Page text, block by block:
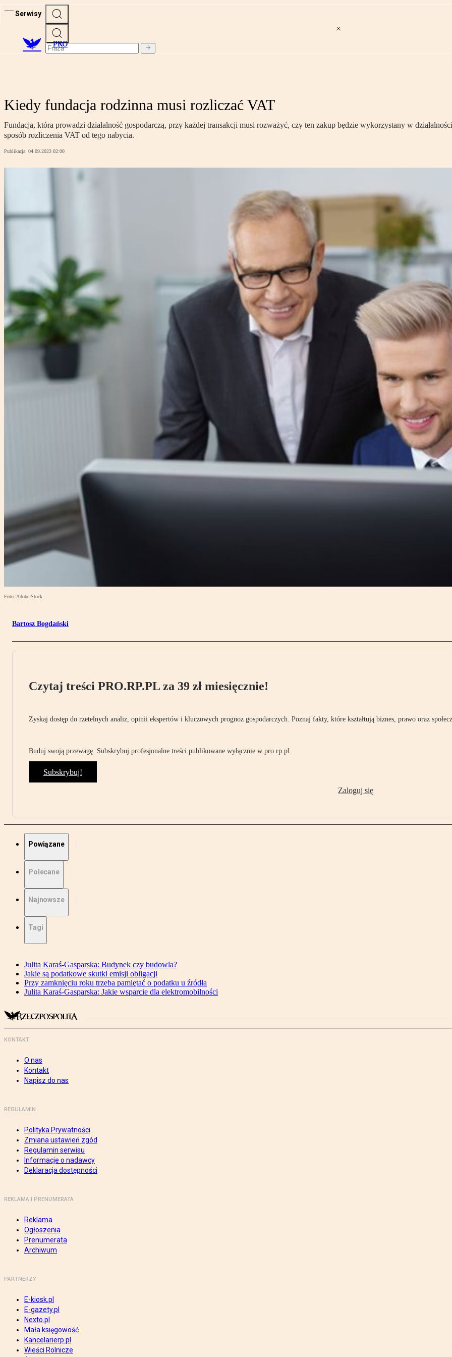
Serwisy
PRO
Kiedy fundacja rodzinna musi rozliczać VAT
Fundacja, która prowadzi działalność gospodarczą, przy każdej transakcji musi rozważyć, czy ten zakup będzie wykorzystany w
sposób rozliczenia VAT od tego nabycia.
Publikacja: 04.09.2023 02:00
Foto: Adobe Stock
Bartosz Bogdański
Czytaj treści PRO.RP.PL za 39 zł miesięcznie!
Zyskaj dostęp do rzetelnych analiz, opinii ekspertów i kluczowych prognoz gospodarczych. Poznaj fakty, które kształtują biznes, prawo oraz
Buduj swoją przewagę. Subskrybuj profesjonalne treści publikowane wyłącznie w pro.rp.pl.
Subskrybuj!
Zaloguj się
Powiązane
Polecane
Najnowsze
Tagi
Julita Karaś-Gasparska: Budynek czy budowla?
Jakie są podatkowe skutki emisji obligacji
Przy zamknięciu roku trzeba pamiętać o podatku u źródła
Julita Karaś-Gasparska: Jakie wsparcie dla elektromobilności
KONTAKT
O nas
Kontakt
Napisz do nas
REGULAMIN
Polityka Prywatności
Zmiana ustawień zgód
Regulamin serwisu
Informacje o nadawcy
Deklaracja dostępności
REKLAMA I PRENUMERATA
Reklama
Ogłoszenia
Prenumerata
Archiwum
PARTNERZY
E-kiosk.pl
E-gazety.pl
Nexto.pl
Mała księgowość
Kancelarierp.pl
Wieści Rolnicze